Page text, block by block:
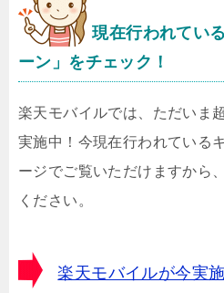
現在行われてい
ーン」をチェック！
楽天モバイルでは、ただいま
実施中！今現在行われている
ージでご覧いただけますから
ください。
楽天モバイルが今実